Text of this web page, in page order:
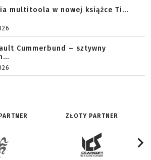
multitoola w nowej książce Ti...
Cummerbund – sztywny
ZŁOTY PARTNER